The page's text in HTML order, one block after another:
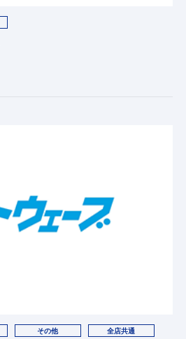
その他 全店共通